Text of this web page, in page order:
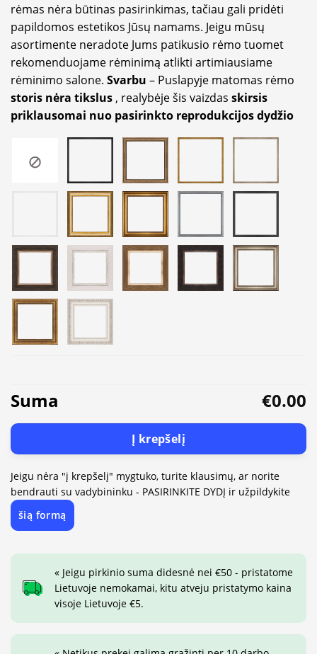
rėmas nėra būtinas pasirinkimas, tačiau gali pridėti
papildomos estetikos Jūsų namams. Jeigu mūsų
asortimente neradote Jums patikusio rėmo tuomet
rekomenduojame rėminimą atlikti artimiausiame
rėminimo salone. Svarbu – Puslapyje matomas rėmo
storis nėra tikslus , realybėje šis vaizdas skirsis
priklausomai nuo pasirinkto reprodukcijos dydžio
Suma €0.00
Į krepšelį
Jeigu nėra "į krepšelį" mygtuko, turite klausimų, ar norite
bendrauti su vadybininku - PASIRINKITE DYDĮ ir užpildykite
šią formą
« Jeigu pirkinio suma didesnė nei €50 - pristatome
Lietuvoje nemokamai, kitu atveju pristatymo kaina
visoje Lietuvoje €5.